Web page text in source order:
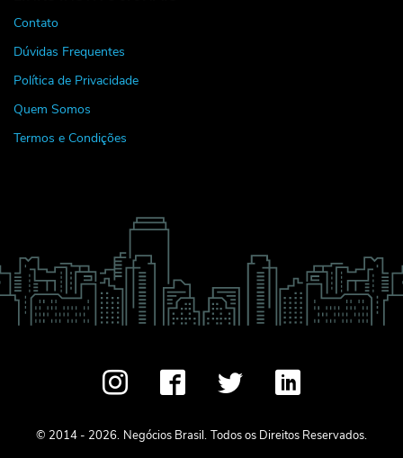
Contato
Dúvidas Frequentes
Política de Privacidade
Quem Somos
Termos e Condições
© 2014 - 2026. Negócios Brasil. Todos os Direitos Reservados.